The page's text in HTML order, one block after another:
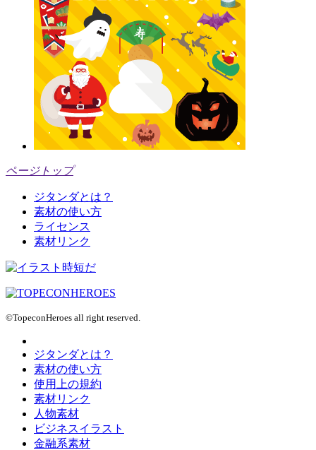
ページトップ
ジタンダとは？
素材の使い方
ライセンス
素材リンク
©TopeconHeroes all right reserved.
ジタンダとは？
素材の使い方
使用上の規約
素材リンク
人物素材
ビジネスイラスト
金融系素材